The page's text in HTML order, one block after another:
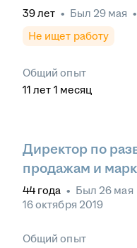
39лет • Был 29 мая •
Не ищет работу
Общий опыт
11 лет 1 месяц
Директор по
продажам и
44 года • Был 26 мая
16 октября 2019
Общий опыт